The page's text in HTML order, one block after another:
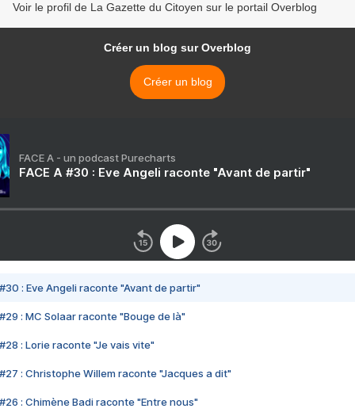
Voir le profil de La Gazette du Citoyen sur le portail Overblog
Créer un blog sur Overblog
Créer un blog
FACE A - un podcast Purecharts
FACE A #30 : Eve Angeli raconte "Avant de partir"
#30 : Eve Angeli raconte "Avant de partir"
#29 : MC Solaar raconte "Bouge de là"
#28 : Lorie raconte "Je vais vite"
#27 : Christophe Willem raconte "Jacques a dit"
#26 : Chimène Badi raconte "Entre nous"